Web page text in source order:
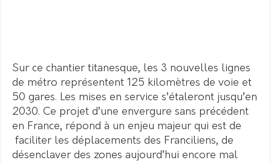
Sur ce chantier titanesque, les 3 nouvelles lignes
de métro représentent 125 kilomètres de voie et
50 gares. Les mises en service s’étaleront jusqu’en
2030. Ce projet d’une envergure sans précédent
en France, répond à un enjeu majeur qui est de
faciliter les déplacements des Franciliens, de
désenclaver des zones aujourd’hui encore mal